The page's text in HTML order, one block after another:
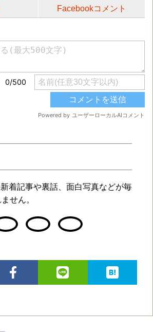
Facebookコメント
着記事や裏話、面白写真などが毎
せん。